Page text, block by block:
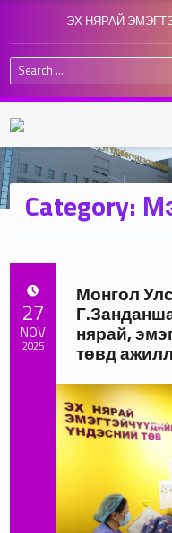
ЭХ НЯРАЙ
Search for:
Category:
Монгол
нярай,
төвд
27
NOV
2025